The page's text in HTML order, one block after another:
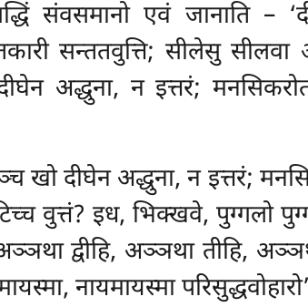
संवसमानो एवं जानाति –
सन्ततवुत्ति; सीलेसु सीलवा
अद्धुना, न इत्तरं;
खो दीघेन अद्धुना, न इत्तरं;
वुत्तं? इध, भिक्खवे, पुग्गलो
द्वीहि, अञ्ञथा तीहि,
नायमायस्मा